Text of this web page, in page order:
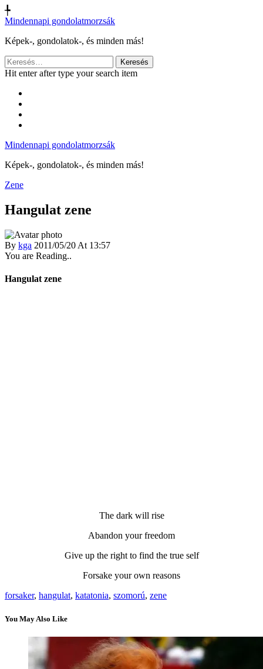
╄
Mindennapi gondolatmorzsák
Képek-, gondolatok-, és minden más!
Keresés:
Hit enter after type your search item
Mindennapi gondolatmorzsák
Képek-, gondolatok-, és minden más!
Zene
Hangulat zene
By kga 2011/05/20 At 13:57
You are Reading..
Hangulat zene
The dark will rise
Abandon your freedom
Give up the right to find the true self
Forsake your own reasons
forsaker, hangulat, katatonia, szomorú, zene
You May Also Like